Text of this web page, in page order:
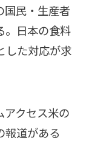
国民・生産者
。日本の食料
した対応が求
アクセス米の
報道がある